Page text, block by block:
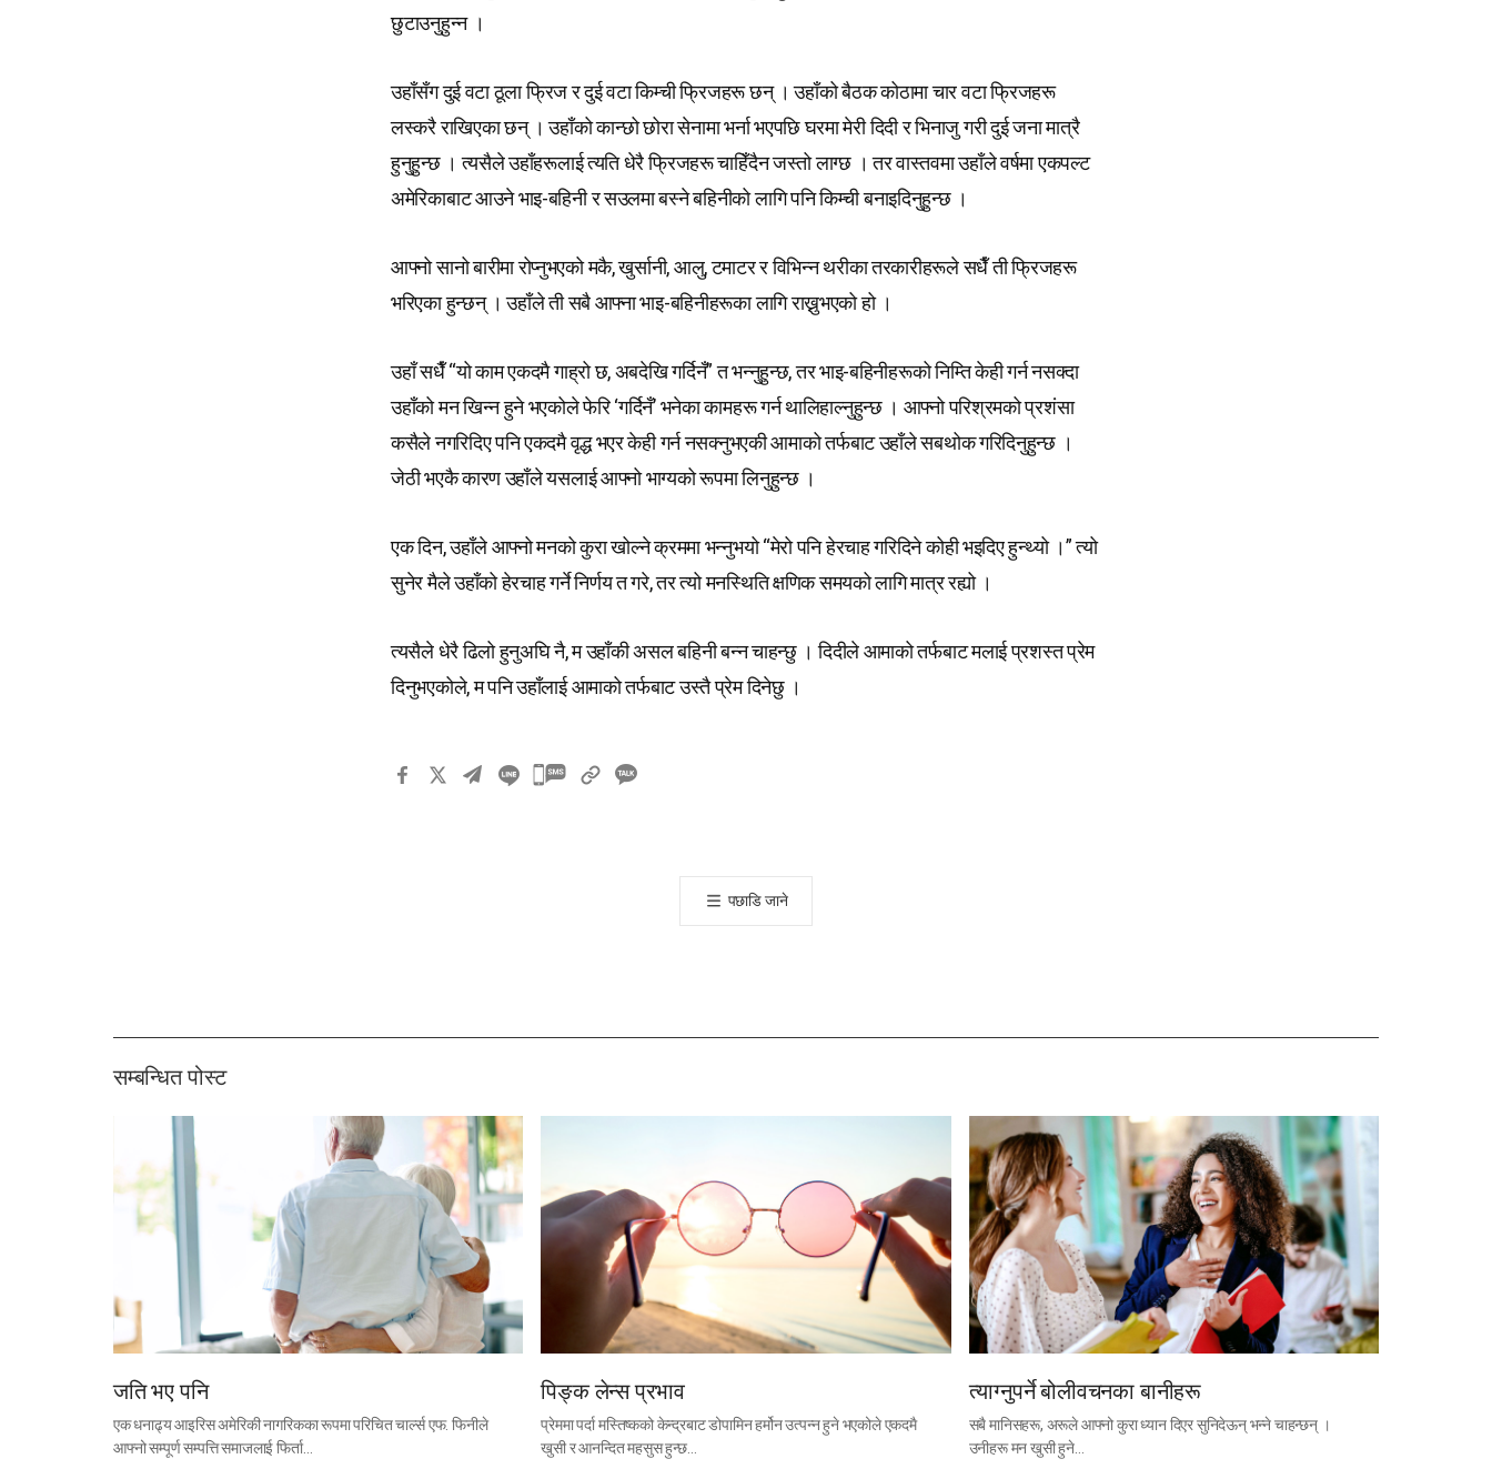
छुटाउनुहुन्न ।
उहाँसँग दुई वटा ठूला फ्रिज र दुई वटा किम्ची फ्रिजहरू छन् । उहाँको बैठक कोठामा चार वटा फ्रिजहरू
लस्करै राखिएका छन् । उहाँको कान्छो छोरा सेनामा भर्ना भएपछि घरमा मेरी दिदी र भिनाजु गरी दुई जना मात्रै
हुनुहुन्छ । त्यसैले उहाँहरूलाई त्यति धेरै फ्रिजहरू चाहिँदैन जस्तो लाग्छ । तर वास्तवमा उहाँले वर्षमा एकपल्ट
अमेरिकाबाट आउने भाइ-बहिनी र सउलमा बस्ने बहिनीको लागि पनि किम्ची बनाइदिनुहुन्छ ।
आफ्नो सानो बारीमा रोप्नुभएको मकै, खुर्सानी, आलु, टमाटर र विभिन्न थरीका तरकारीहरूले सधैँ ती फ्रिजहरू
भरिएका हुन्छन् । उहाँले ती सबै आफ्ना भाइ-बहिनीहरूका लागि राख्नुभएको हो ।
उहाँ सधैँ “यो काम एकदमै गाह्रो छ, अबदेखि गर्दिनँ” त भन्नुहुन्छ, तर भाइ-बहिनीहरूको निम्ति केही गर्न नसक्दा
उहाँको मन खिन्न हुने भएकोले फेरि ‘गर्दिनँ’ भनेका कामहरू गर्न थालिहाल्नुहुन्छ । आफ्नो परिश्रमको प्रशंसा
कसैले नगरिदिए पनि एकदमै वृद्ध भएर केही गर्न नसक्नुभएकी आमाको तर्फबाट उहाँले सबथोक गरिदिनुहुन्छ ।
जेठी भएकै कारण उहाँले यसलाई आफ्नो भाग्यको रूपमा लिनुहुन्छ ।
एक दिन, उहाँले आफ्नो मनको कुरा खोल्ने क्रममा भन्नुभयो “मेरो पनि हेरचाह गरिदिने कोही भइदिए हुन्थ्यो ।” त्यो
सुनेर मैले उहाँको हेरचाह गर्ने निर्णय त गरे, तर त्यो मनस्थिति क्षणिक समयको लागि मात्र रह्यो ।
त्यसैले धेरै ढिलो हुनुअघि नै, म उहाँकी असल बहिनी बन्न चाहन्छु । दिदीले आमाको तर्फबाट मलाई प्रशस्त प्रेम
दिनुभएकोले, म पनि उहाँलाई आमाको तर्फबाट उस्तै प्रेम दिनेछु ।
카
पछाडि जाने
सम्बन्धित पोस्ट
जति भए पनि
एक धनाढ्य आइरिस अमेरिकी नागरिकका रूपमा परिचित चार्ल्स एफ. फिनीले
आफ्नो सम्पूर्ण सम्पत्ति समाजलाई फिर्ता…
पिङ्क लेन्स प्रभाव
प्रेममा पर्दा मस्तिष्कको केन्द्रबाट डोपामिन हर्मोन उत्पन्न हुने भएकोले एकदमै
खुसी र आनन्दित महसुस हुन्छ…
त्याग्नुपर्ने बोलीवचनका बानीहरू
सबै मानिसहरू, अरूले आफ्नो कुरा ध्यान दिएर सुनिदेऊन् भन्ने चाहन्छन् ।
उनीहरू मन खुसी हुने…